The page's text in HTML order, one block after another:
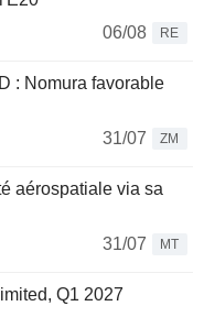
06/08
RE
: Nomura favorable
31/07
ZM
aérospatiale via sa
31/07
MT
Q1 2027